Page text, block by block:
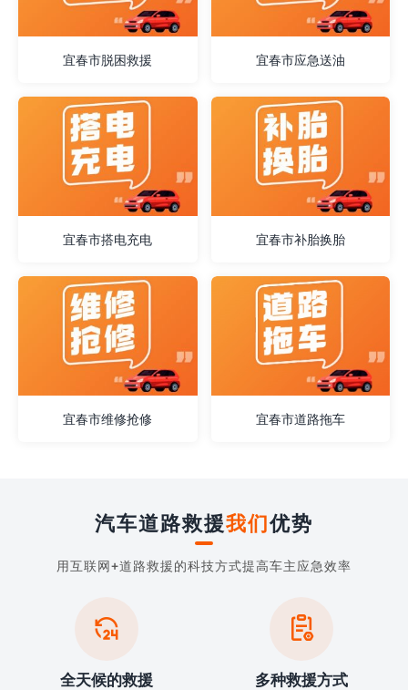
宜春市脱困救援 宜春市应急送油
宜春市搭电充电 宜春市补胎换胎
宜春市维修抢修 宜春市道路拖车
汽车道路救援我们优势
用互联网+道路救援的科技方式提高车主应急效率

全天候的救援

多种救援方式